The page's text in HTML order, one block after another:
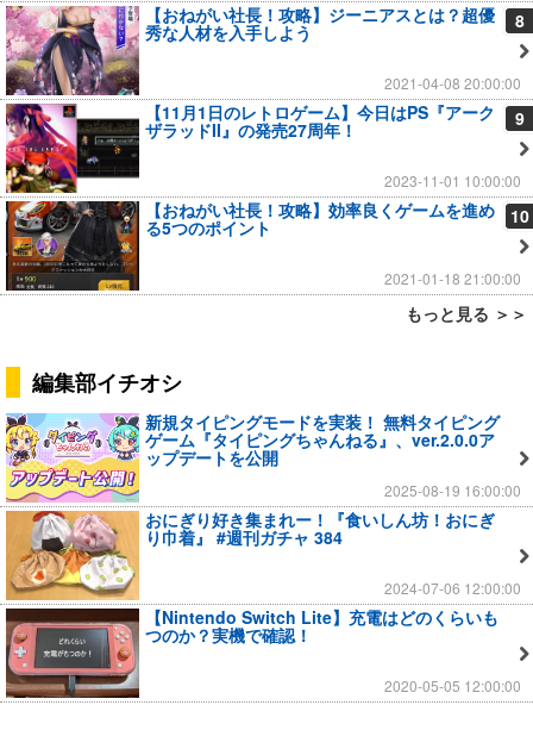
8
【おねがい社長！攻略】ジーニアスとは？超優
秀な人材を入手しよう
2021-04-08 20:00:00
9
【11月1日のレトロゲーム】今日はPS『アーク
ザラッドII』の発売27周年！
2023-11-01 10:00:00
10
【おねがい社長！攻略】効率良くゲームを進め
る5つのポイント
2021-01-18 21:00:00
もっと見る ＞＞
編集部イチオシ
新規タイピングモードを実装！ 無料タイピング
ゲーム『タイピングちゃんねる』、ver.2.0.0ア
ップデートを公開
2025-08-19 16:00:00
おにぎり好き集まれー！『食いしん坊！おにぎ
り巾着』 #週刊ガチャ 384
2024-07-06 12:00:00
【Nintendo Switch Lite】充電はどのくらいも
つのか？実機で確認！
2020-05-05 12:00:00